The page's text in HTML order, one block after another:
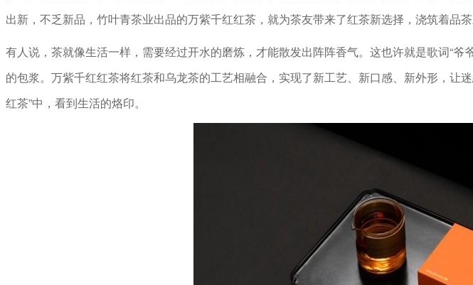
出新，不乏新品，竹叶青茶业出品的万紫千红红茶，就为茶友带来了红茶新选择，浇筑着品茶
有人说，茶就像生活一样，需要经过开水的磨炼，才能散发出阵阵香气。这也许就是歌词“
的包浆。万紫千红红茶将红茶和乌龙茶的工艺相融合，实现了新工艺、新口感、新外形，
红茶”中，看到生活的烙印。